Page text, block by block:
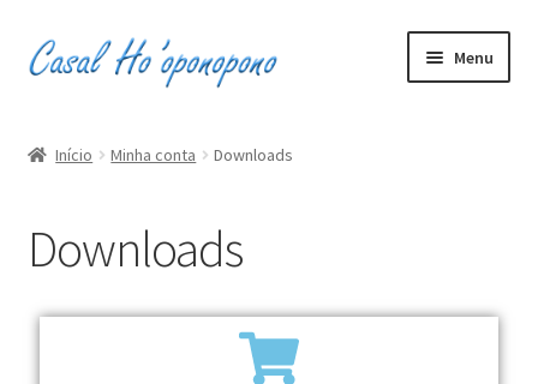
Menu
Carrinho
Finalizar compra
Início Minha conta Downloads
Downloads